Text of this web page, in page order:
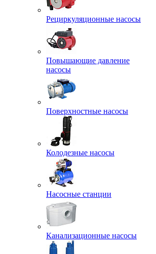
Рециркуляционные насосы
Повышающие давление
насосы
Поверхностные насосы
Колодезные насосы
Насосные станции
Канализационные насосы